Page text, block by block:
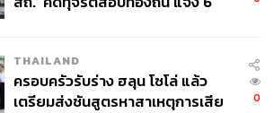
อดิเรกคือการสัมภาษณ์ BNK48
THAILAND
ครอบครัวรับร่าง ฮลุน โซโล่ แล้ว
เตรียมส่งชันสูตรหาสาเหตุการเสีย
0